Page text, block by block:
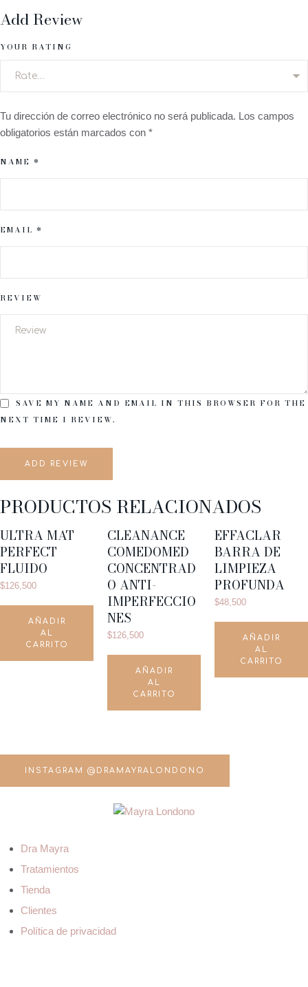
Add Review
Tu dirección de correo electrónico no será publicada. Los campos
obligatorios están marcados con *
YOUR RATING
REVIEW
NAME *
EMAIL *
SAVE MY NAME AND EMAIL IN THIS BROWSER FOR THE
NEXT TIME I REVIEW.
ADD REVIEW
PRODUCTOS RELACIONADOS
ULTRA MAT
PERFECT
FLUIDO
$126,500
AÑADIR
AL
CARRITO
CLEANANCE
COMEDOMED
CONCENTRAD
O ANTI-
IMPERFECCIO
NES
$126,500
AÑADIR
AL
CARRITO
EFFACLAR
BARRA DE
LIMPIEZA
PROFUNDA
$48,500
AÑADIR
AL
CARRITO
INSTAGRAM @DRAMAYRALONDONO
Dra Mayra
Tratamientos
Tienda
Clientes
Política de privacidad